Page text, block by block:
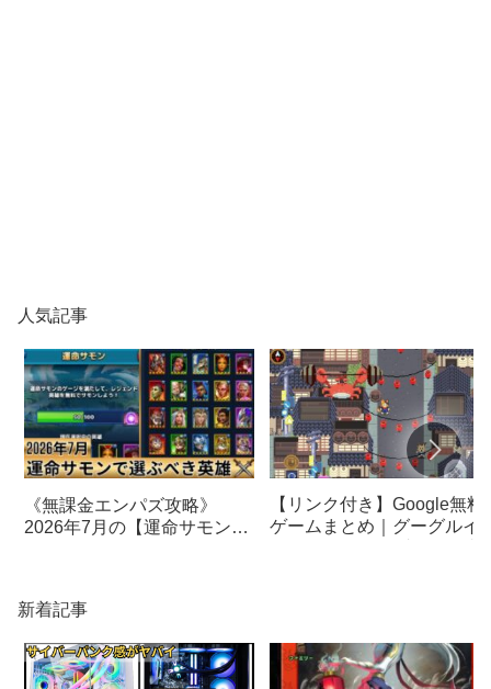
人気記事
《無課金エンパズ攻略》
2026年7月の【運命サモン】
【リンク付き】Google無料
ゲームまとめ｜グーグルイ
新着記事